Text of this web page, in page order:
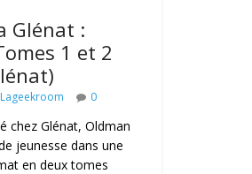
Glénat :
1 et 2
Lageekroom 0
chez Glénat, Oldman
jeunesse dans une
en deux tomes